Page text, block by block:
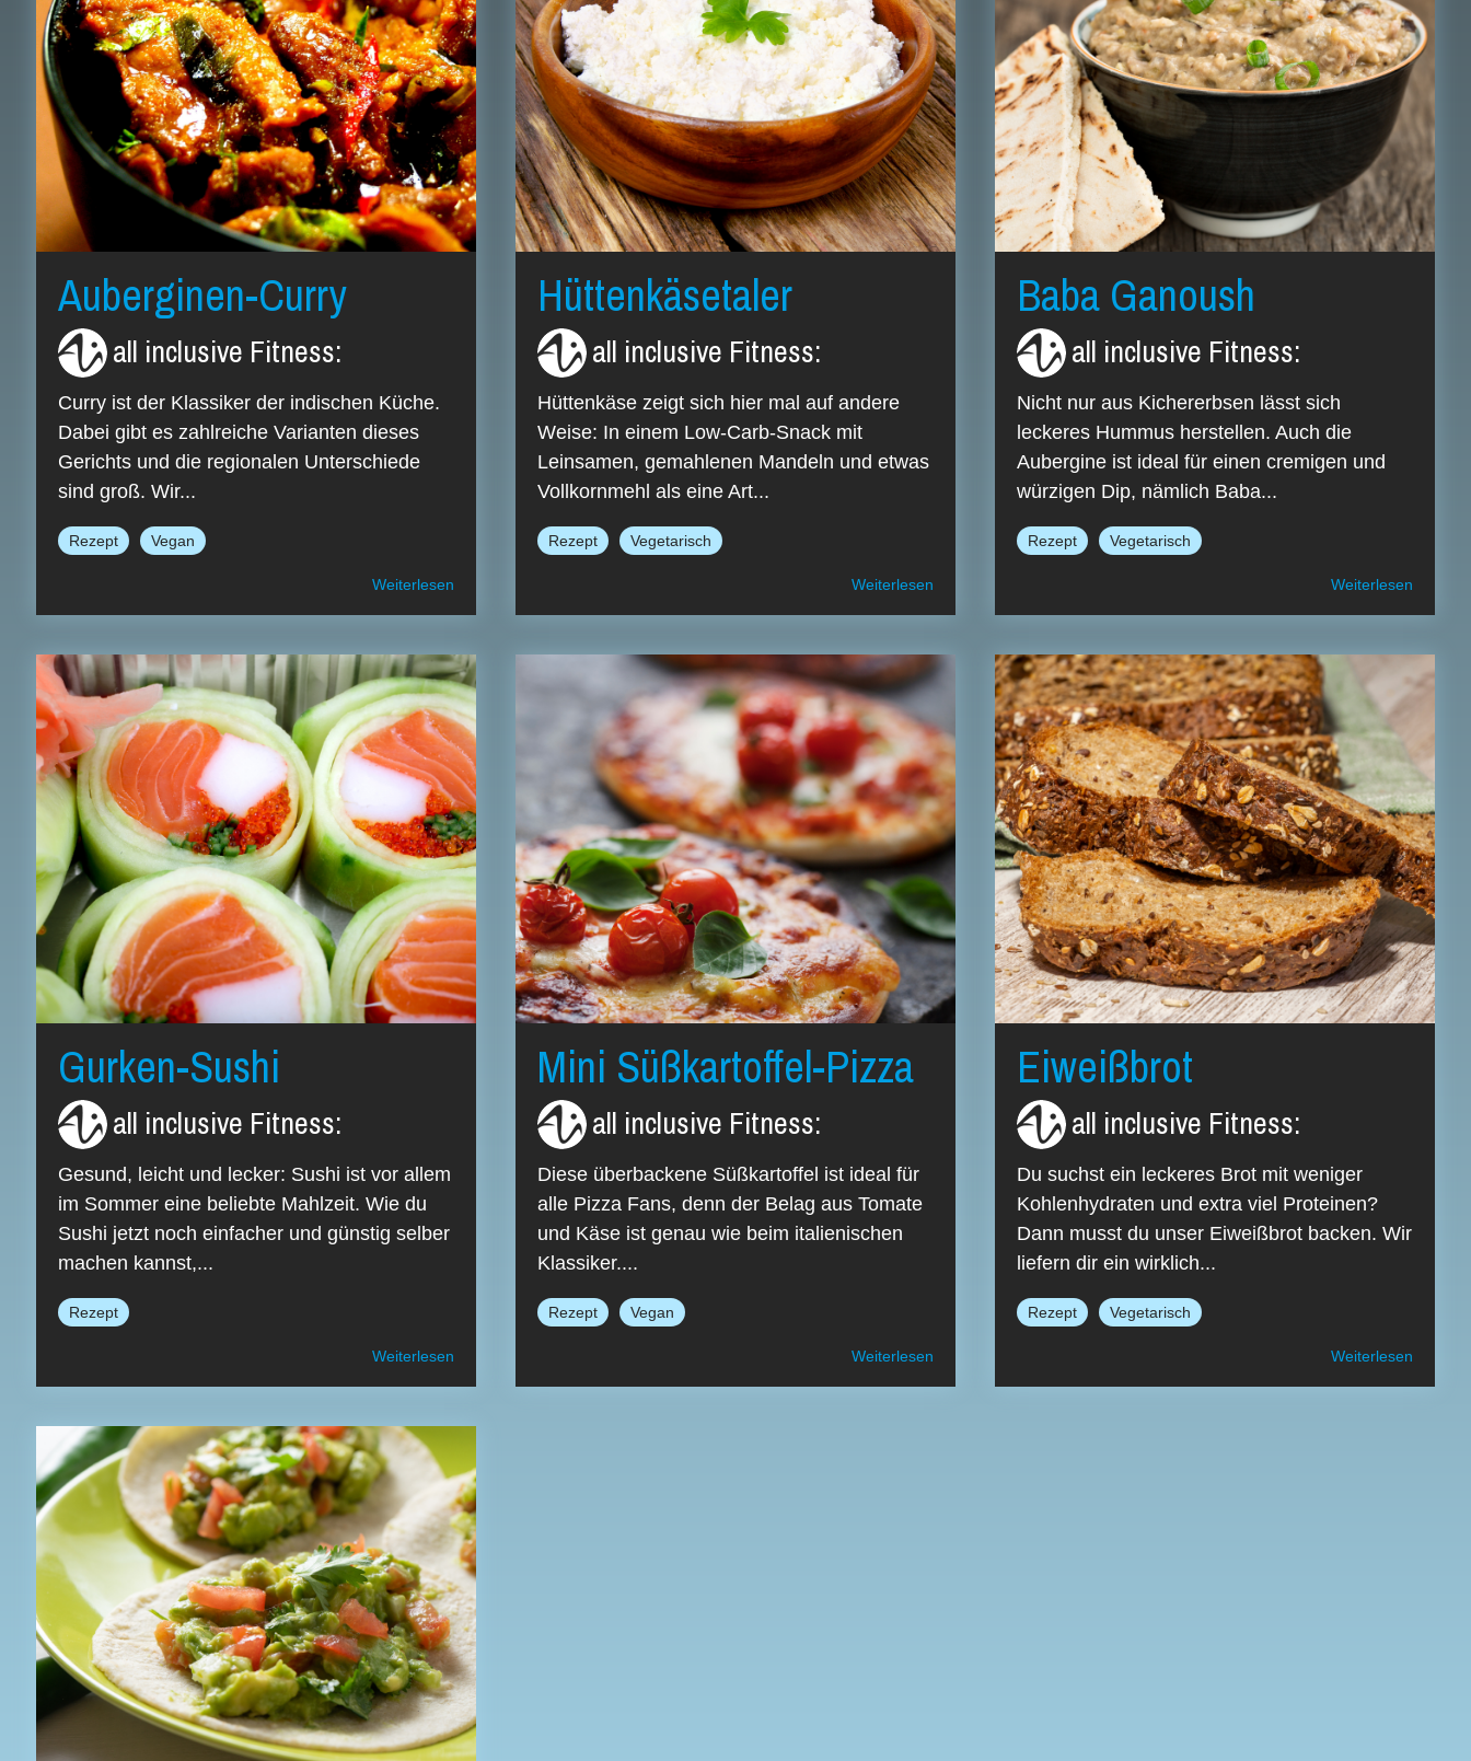
Auberginen-Curry
all inclusive Fitness:
Curry ist der Klassiker der indischen Küche.
Dabei gibt es zahlreiche Varianten dieses
Gerichts und die regionalen Unterschiede
sind groß. Wir...
Rezept Vegan
Weiterlesen
Hüttenkäsetaler
all inclusive Fitness:
Hüttenkäse zeigt sich hier mal auf andere
Weise: In einem Low-Carb-Snack mit
Leinsamen, gemahlenen Mandeln und etwas
Vollkornmehl als eine Art...
Rezept Vegetarisch
Weiterlesen
Baba Ganoush
all inclusive Fitness:
Nicht nur aus Kichererbsen lässt sich
leckeres Hummus herstellen. Auch die
Aubergine ist ideal für einen cremigen und
würzigen Dip, nämlich Baba...
Rezept Vegetarisch
Weiterlesen
Gurken-Sushi
all inclusive Fitness:
Gesund, leicht und lecker: Sushi ist vor allem
im Sommer eine beliebte Mahlzeit. Wie du
Sushi jetzt noch einfacher und günstig selber
machen kannst,...
Rezept
Weiterlesen
Mini Süßkartoffel-Pizza
all inclusive Fitness:
Diese überbackene Süßkartoffel ist ideal für
alle Pizza Fans, denn der Belag aus Tomate
und Käse ist genau wie beim italienischen
Klassiker....
Rezept Vegan
Weiterlesen
Eiweißbrot
all inclusive Fitness:
Du suchst ein leckeres Brot mit weniger
Kohlenhydraten und extra viel Proteinen?
Dann musst du unser Eiweißbrot backen. Wir
liefern dir ein wirklich...
Rezept Vegetarisch
Weiterlesen